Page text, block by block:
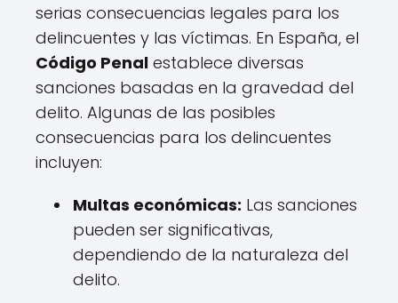
serias consecuencias legales para los
delincuentes y las víctimas. En España, el
Código Penal establece diversas
sanciones basadas en la gravedad del
delito. Algunas de las posibles
consecuencias para los delincuentes
incluyen:
Multas económicas: Las sanciones
pueden ser significativas,
dependiendo de la naturaleza del
delito.